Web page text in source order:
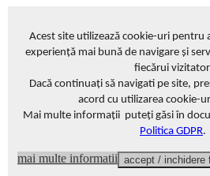
Acest site utilizează cookie-uri pentru
experiență mai bună de navigare și
fiecărui vizitator
Dacă continuați să navigati pe site,
acord cu utilizarea cookie-
Mai multe informații puteți găsi în
Politica GDPR.
mai multe informatii accept / inchidere